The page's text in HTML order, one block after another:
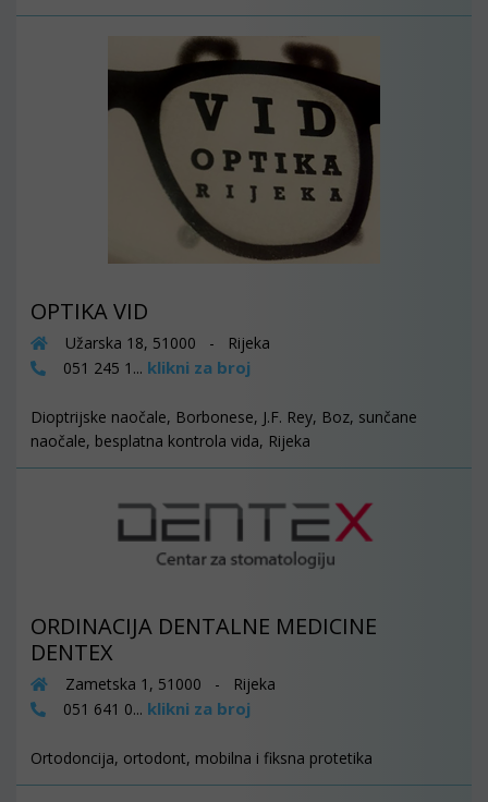
OPTIKA VID
Užarska 18, 51000 - Rijeka
051 245 1... klikni za broj
Dioptrijske naočale, Borbonese, J.F. Rey, Boz, sunčane
naočale, besplatna kontrola vida, Rijeka
ORDINACIJA DENTALNE MEDICINE
DENTEX
Zametska 1, 51000 - Rijeka
051 641 0... klikni za broj
Ortodoncija, ortodont, mobilna i fiksna protetika